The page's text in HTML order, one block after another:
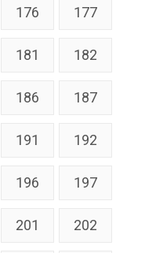
176 177
181 182
186 187
191 192
196 197
201 202